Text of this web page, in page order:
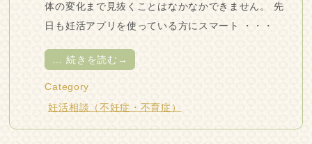
体の変化まで見抜くことはなかなかできません。 先
日も妊活アプリを使っている方にスマート ・・・
… 続きを読む→
Category
妊活相談（不妊症・不育症）